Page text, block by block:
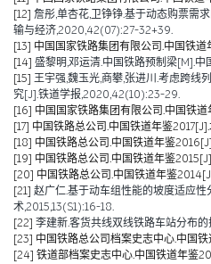
[12] 詹彤,单杏花,卫铮铮.基于动态购票需
输与经济,2020,42(07):27-32+39.
[13] 中国国家铁路集团有限公司.中国铁
[14] 盛黎明,邓运清.中国铁路预制梁[M].中
[15] 王宇强,魏玉光,商攀,张进川.考虑跨线
究[J].铁道学报,2020,42(10):23-29.
[16] 中国国家铁路集团有限公司.中国铁
[17] 中国铁路总公司.中国铁道年鉴
[18] 中国铁路总公司.中国铁道年鉴
[19] 中国铁路总公司.中国铁道年鉴
[20] 中国铁路总公司.中国铁道年鉴
[21] 赵广仁.基于动车组性能的坡度适应
术,2015,13(S1):16-18.
[22] 李建新.客货共线双线铁路车站分布
[23] 中国铁路总公司档案史志中心.中国
[24] 铁道部档案史志中心.中国铁道年鉴